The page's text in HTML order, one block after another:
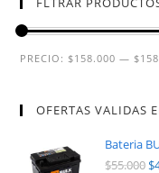
PRECIO: $158.000 —
OFERTAS VALIDAS
Bateria
$55.000 $